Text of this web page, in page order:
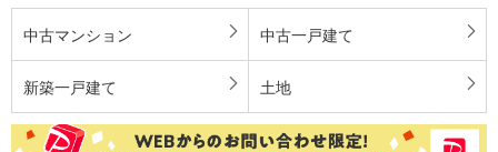
中古マンション 中古一戸建て
新築一戸建て 土地